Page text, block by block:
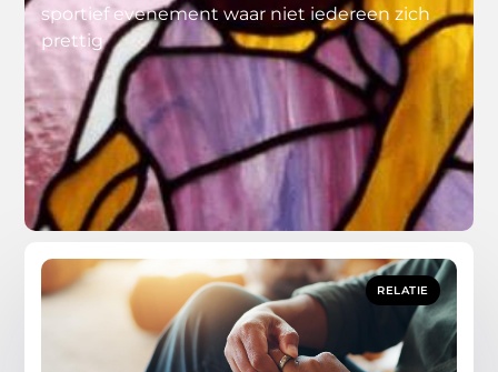
sportief evenement waar niet iedereen zich
prettig
RELATIE